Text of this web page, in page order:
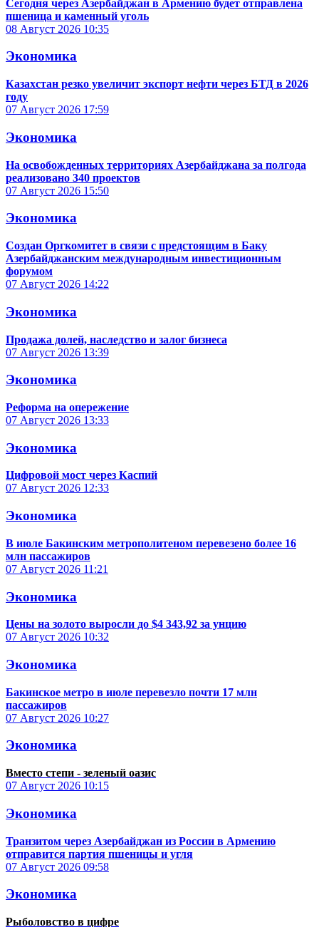
Сегодня через Азербайджан в Армению будет отправлена
пшеница и каменный уголь
08 Август 2026 10:35
Экономика
Казахстан резко увеличит экспорт нефти через БТД в 2026
году
07 Август 2026 17:59
Экономика
На освобожденных территориях Азербайджана за полгода
реализовано 340 проектов
07 Август 2026 15:50
Экономика
Создан Оргкомитет в связи с предстоящим в Баку
Азербайджанским международным инвестиционным
форумом
07 Август 2026 14:22
Экономика
Продажа долей, наследство и залог бизнеса
07 Август 2026 13:39
Экономика
Реформа на опережение
07 Август 2026 13:33
Экономика
Цифровой мост через Каспий
07 Август 2026 12:33
Экономика
В июле Бакинским метрополитеном перевезено более 16
млн пассажиров
07 Август 2026 11:21
Экономика
Цены на золото выросли до $4 343,92 за унцию
07 Август 2026 10:32
Экономика
Бакинское метро в июле перевезло почти 17 млн
пассажиров
07 Август 2026 10:27
Экономика
Вместо степи - зеленый оазис
07 Август 2026 10:15
Экономика
Транзитом через Азербайджан из России в Армению
отправится партия пшеницы и угля
07 Август 2026 09:58
Экономика
Рыболовство в цифре